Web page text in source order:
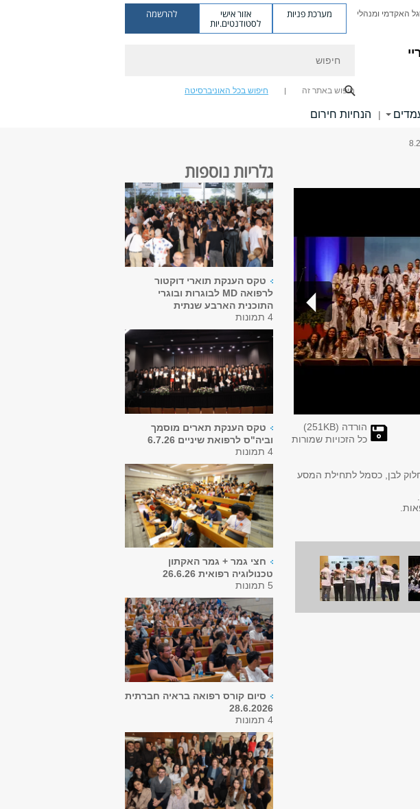
האקדמי ומנהלי מערכת פניות אזור אישי
לסטודנטים.יות
להרשמה
חיפוש באתר זה חיפוש בכל האוניברסיטה
| הנחיות חירום
גלריות נוספות
טקס הענקת תוארי דוקטור
לרפואה MD לבוגרות ובוגרי
התוכנית הארבע שנתית
4 תמונות
טקס הענקת תארים מוסמך
וביה"ס לרפואת שיניים 6.7.26
4 תמונות
חצי גמר + גמר האקתון
טכנולוגיה רפואית 26.6.26
5 תמונות
סיום קורס רפואה בראיה חברתית
28.6.2026
4 תמונות
הורדה ( 251 KB)
כל הזכויות שמורות
לבן, כסמל לתחילת המסע